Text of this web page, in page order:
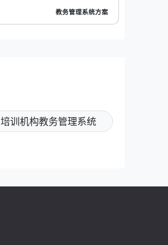
教务管理系统方案
培训机构教务管理系统